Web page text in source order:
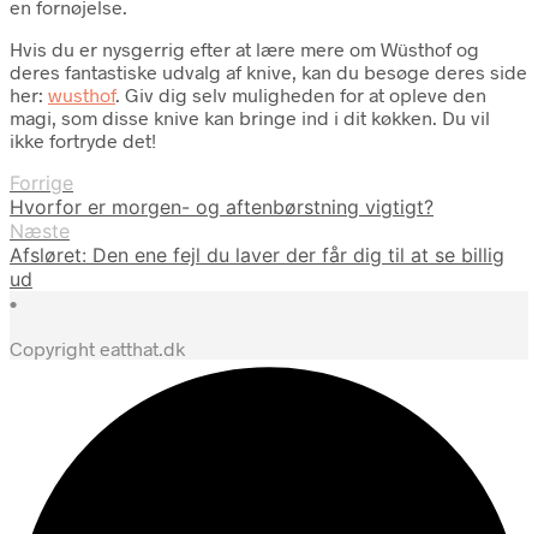
en fornøjelse.
Hvis du er nysgerrig efter at lære mere om Wüsthof og
deres fantastiske udvalg af knive, kan du besøge deres side
her: wusthof. Giv dig selv muligheden for at opleve den
magi, som disse knive kan bringe ind i dit køkken. Du vil
ikke fortryde det!
Forrige
Hvorfor er morgen- og aftenbørstning vigtigt?
Næste
Afsløret: Den ene fejl du laver der får dig til at se billig
ud
•
Copyright eatthat.dk